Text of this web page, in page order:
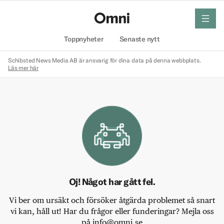
Toppnyheter Senaste nytt
meny
Schibsted News Media AB är ansvarig för dina data på denna webbplats.
Läs mer här
Oj! Något har gått fel.
Vi ber om ursäkt och försöker åtgärda problemet så snart
vi kan, håll ut! Har du frågor eller funderingar? Mejla oss